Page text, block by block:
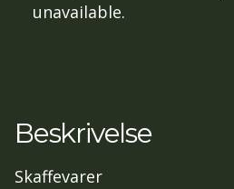
unavailable.
Beskrivelse
Skaffevarer